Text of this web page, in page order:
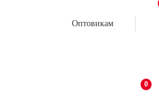
Оптовикам
0